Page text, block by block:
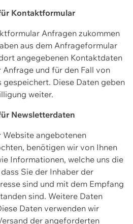
Kontaktformular
Anfragen zukommen
aus dem Anfrageformular
angegebenen Kontaktdaten
und für den Fall von
gespeichert. Diese Daten geben
weiter.
Newsletterdaten
Website angebotenen
benötigen wir von Ihnen
Informationen, welche uns die
Sie der Inhaber der
sind und mit dem Empfang
sind. Weitere Daten
Daten verwenden wir
der angeforderten